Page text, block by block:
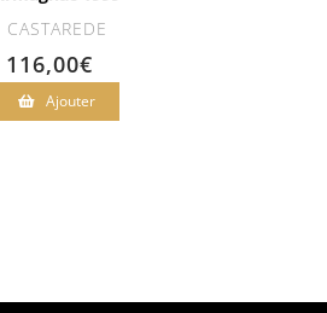
CASTAREDE
116,00€
Ajouter